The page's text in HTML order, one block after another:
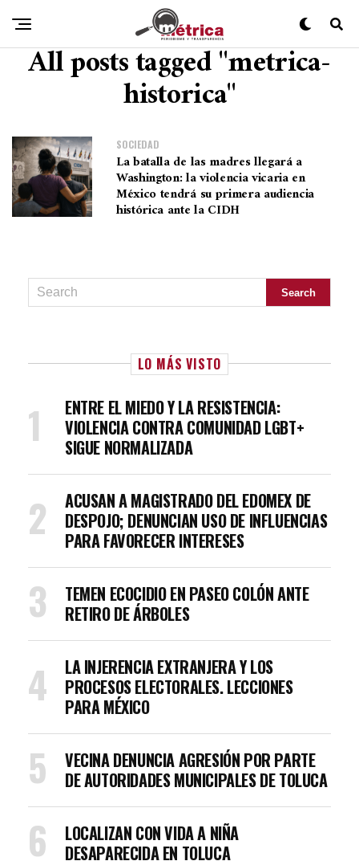
All posts tagged "metrica-
historica"
SOCIEDAD
La batalla de las madres llegará a
Washington: la violencia vicaria en
México tendrá su primera audiencia
histórica ante la CIDH
LO MÁS VISTO
ENTRE EL MIEDO Y LA RESISTENCIA:
VIOLENCIA CONTRA COMUNIDAD LGBT+
SIGUE NORMALIZADA
ACUSAN A MAGISTRADO DEL EDOMEX DE
DESPOJO; DENUNCIAN USO DE INFLUENCIAS
PARA FAVORECER INTERESES
TEMEN ECOCIDIO EN PASEO COLÓN ANTE
RETIRO DE ÁRBOLES
LA INJERENCIA EXTRANJERA Y LOS
PROCESOS ELECTORALES. LECCIONES
PARA MÉXICO
VECINA DENUNCIA AGRESIÓN POR PARTE
DE AUTORIDADES MUNICIPALES DE TOLUCA
LOCALIZAN CON VIDA A NIÑA
DESAPARECIDA EN TOLUCA